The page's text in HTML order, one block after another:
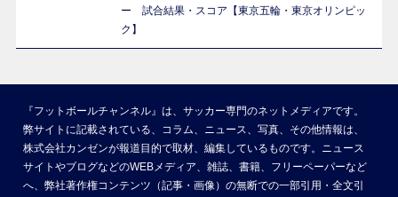
ー 試合結果・スコア【東京五輪・東京オリンピッ
ク】
『フットボールチャンネル』は、サッカー専門のネットメディアです。
弊サイトに記載されている、コラム、ニュース、写真、その他情報は、
株式会社カンゼンが報道目的で取材、編集しているものです。ニュース
サイトやブログなどのWEBメディア、雑誌、書籍、フリーペーパーなど
へ、弊社著作権コンテンツ（記事・画像）の無断での一部引用・全文引